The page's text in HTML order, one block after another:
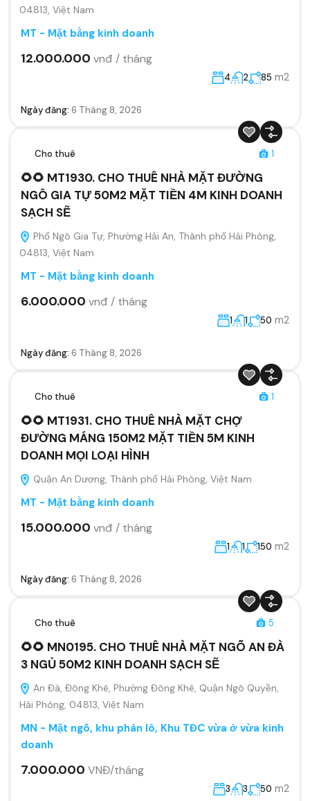
04813, Việt Nam
MT - Mặt bằng kinh doanh
12.000.000 vnđ / tháng
4 2 85 m2
Ngày đăng: 6 Tháng 8, 2026
Cho thuê 1
🌻🌻 MT1930. CHO THUÊ NHÀ MẶT ĐƯỜNG
NGÔ GIA TỰ 50M2 MẶT TIỀN 4M KINH DOANH
SẠCH SẼ
Phố Ngô Gia Tự, Phường Hải An, Thành phố Hải Phòng,
04813, Việt Nam
MT - Mặt bằng kinh doanh
6.000.000 vnđ / tháng
1 1 50 m2
Ngày đăng: 6 Tháng 8, 2026
Cho thuê 1
🌻🌻 MT1931. CHO THUÊ NHÀ MẶT CHỢ
ĐƯỜNG MÁNG 150M2 MẶT TIỀN 5M KINH
DOANH MỌI LOẠI HÌNH
Quận An Dương, Thành phố Hải Phòng, Việt Nam
MT - Mặt bằng kinh doanh
15.000.000 vnđ / tháng
1 1 150 m2
Ngày đăng: 6 Tháng 8, 2026
Cho thuê 5
🌻🌻 MN0195. CHO THUÊ NHÀ MẶT NGÕ AN ĐÀ
3 NGỦ 50M2 KINH DOANH SẠCH SẼ
An Đà, Đông Khê, Phường Đông Khê, Quận Ngô Quyền,
Hải Phòng, 04813, Việt Nam
MN - Mặt ngõ, khu phân lô, Khu TĐC vừa ở vừa kinh
doanh
7.000.000 VNĐ/tháng
3 3 50 m2